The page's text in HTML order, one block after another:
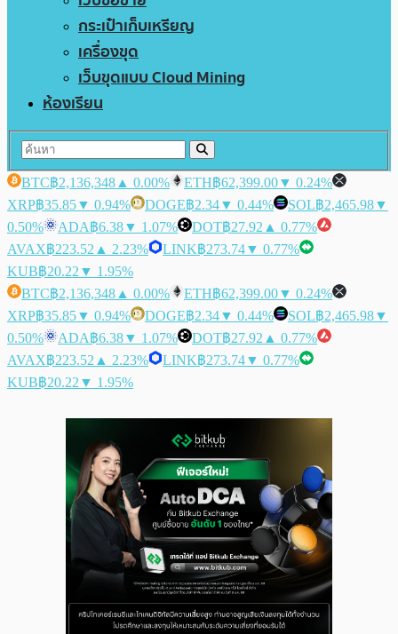
กระเป๋าเก็บเหรียญ
เครื่องขุด
เว็บขุดแบบ Cloud Mining
ห้องเรียน
BTC฿2,136,348 ▲ 0.00% ETH฿62,399.00▼ 0.24%
XRP฿35.85▼ 0.94% DOGE฿2.34▼ 0.44% SOL฿2,465.98▼
0.50%
ADA฿6.38▼ 1.07% DOT฿27.92 ▲ 0.77%
AVAX฿223.52 ▲ 2.23% LINK฿273.74▼ 0.77%
KUB฿20.22 ▼ 1.95%
BTC฿2,136,348 ▲ 0.00% ETH฿62,399.00▼ 0.24%
XRP฿35.85▼ 0.94% DOGE฿2.34▼ 0.44% SOL฿2,465.98▼
0.50%
ADA฿6.38▼ 1.07% DOT฿27.92 ▲ 0.77%
AVAX฿223.52 ▲ 2.23% LINK฿273.74▼ 0.77%
KUB฿20.22 ▼ 1.95%